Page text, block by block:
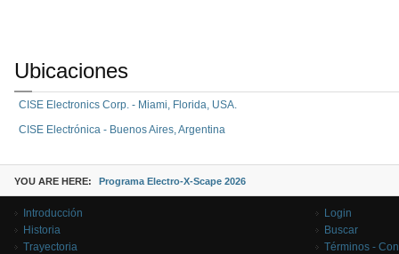
Ubicaciones
CISE Electronics Corp. - Miami, Florida, USA.
CISE Electrónica - Buenos Aires, Argentina
YOU ARE HERE: Programa Electro-X-Scape 2026
Introducción
Historia
Trayectoria
Login
Buscar
Términos -